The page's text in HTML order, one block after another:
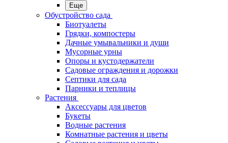
Еще
Обустройство сада
Биотуалеты
Грядки, компостеры
Дачные умывальники и души
Мусорные урны
Опоры и кустодержатели
Садовые ограждения и дорожки
Септики для сада
Парники и теплицы
Растения
Аксессуары для цветов
Букеты
Водные растения
Комнатные растения и цветы